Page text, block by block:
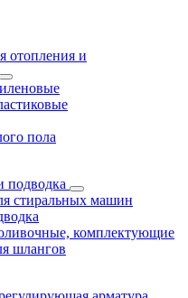
отопления и
пола
стиральных машин
комплектующие
шлангов